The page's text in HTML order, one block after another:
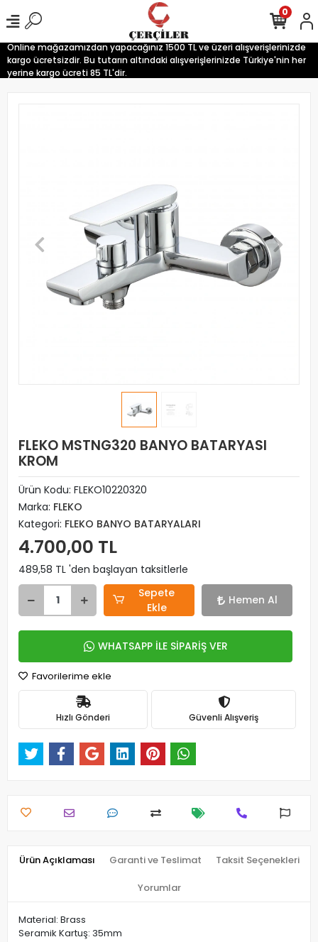
Online mağazamızdan yapacağınız 1500 TL ve üzeri alışverişlerinizde
kargo ücretsizdir. Bu tutarın altındaki alışverişlerinizde Türkiye'nin her
yerine kargo ücreti 85 TL'dir.
0
FLEKO MSTNG320 BANYO BATARYASI
KROM
Ürün Kodu: FLEKO10220320
Marka: FLEKO
Kategori: FLEKO BANYO BATARYALARI
4.700,00 TL
489,58 TL 'den başlayan taksitlerle
Sepete
Ekle
Hemen Al
WHATSAPP İLE SİPARİŞ VER
Favorilerime ekle
Hızlı Gönderi Güvenli Alışveriş
Ürün Açıklaması Garanti ve Teslimat Taksit Seçenekleri
Yorumlar
Material: Brass
Seramik Kartuş: 35mm